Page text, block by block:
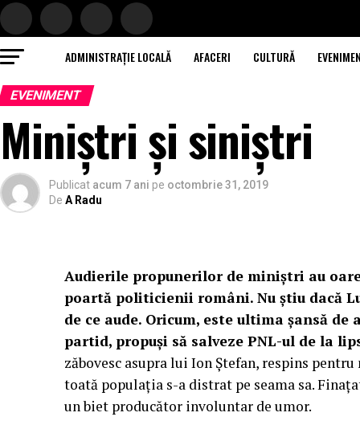
ADMINISTRAȚIE LOCALĂ AFACERI CULTURĂ
EVENIMENT
Miniştri şi siniştri
Publicat acum 7 ani pe octombrie 31, 2019
De A Radu
Audierile propunerilor de miniştri au
poartă politicienii români. Nu ştiu dacă
de ce aude. Oricum, este ultima şansă
partid, propuşi să salveze PNL-ul de la
zăbovesc asupra lui Ion Ștefan, respins
toată populaţia s-a distrat pe seama sa.
un biet producător involuntar de umor.